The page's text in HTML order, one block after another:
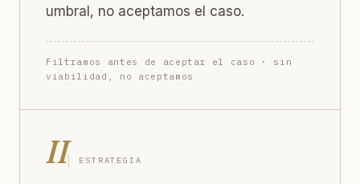
umbral, no aceptamos el caso.
Filtramos antes de aceptar el caso · sin
viabilidad, no aceptamos
II ESTRATEGIA